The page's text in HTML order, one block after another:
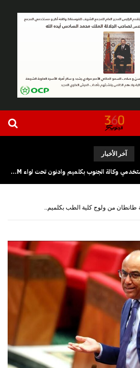
آخر الأخبار
تجديد المكتب الجهوي لأطر ومستخدمي وكالة الجنوب بكلميم وادنون تحت لواء UGTM
طانطان من ولوج كلية الطب بكلميم..